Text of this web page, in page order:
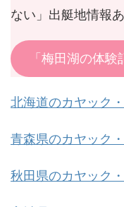
ない」出艇地情報
「梅田湖の体験
北海道のカヤック
青森県のカヤック
秋田県のカヤック